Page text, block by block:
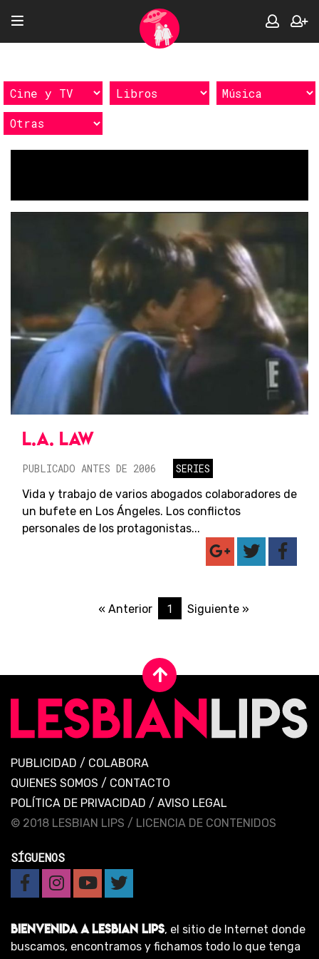
L.A. LAW
PUBLICADO ANTES DE 2006
SERIES
Vida y trabajo de varios abogados colaboradores de
un bufete en Los Ángeles. Los conflictos
personales de los protagonistas...
« Anterior 1 Siguiente »
PUBLICIDAD / COLABORA
QUIENES SOMOS / CONTACTO
POLÍTICA DE PRIVACIDAD / AVISO LEGAL
© 2018 LESBIAN LIPS / LICENCIA DE CONTENIDOS
SÍGUENOS
BIENVENIDA A LESBIAN LIPS, el sitio de Internet donde
buscamos, encontramos y fichamos todo lo que tenga